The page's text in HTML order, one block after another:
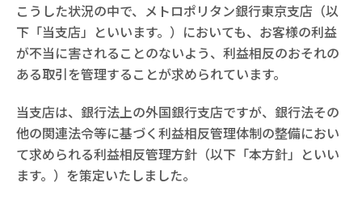
こうした状況の中で、メトロポリタン銀行東京支店（以
下「当支店」といいます。）においても、お客様の利益
が不当に害されることのないよう、利益相反のおそれの
ある取引を管理することが求められています。
当支店は、銀行法上の外国銀行支店ですが、銀行法その
他の関連法令等に基づく利益相反管理体制の整備におい
て求められる利益相反管理方針（以下「本方針」といい
ます。）を策定いたしました。